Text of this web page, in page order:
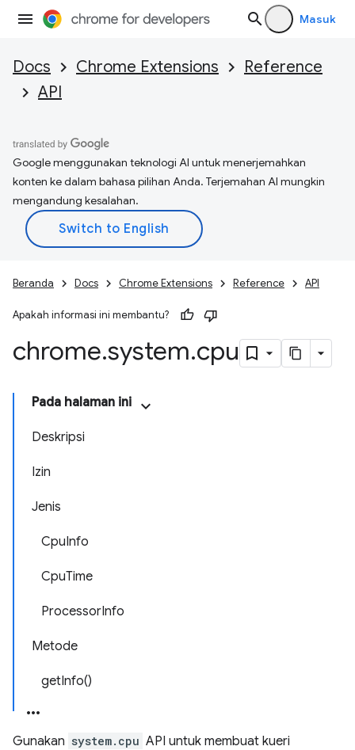
Masuk
Docs Chrome Extensions
Reference
API
Google menggunakan teknologi AI untuk menerjemahkan
konten ke dalam bahasa pilihan Anda. Terjemahan AI mungkin
mengandung kesalahan.
Beranda Docs Chrome Extensions Reference API
Apakah informasi ini membantu?
chrome.system.cpu
Pada halaman ini
Deskripsi
Izin
Jenis
CpuInfo
CpuTime
ProcessorInfo
Metode
getInfo()
Gunakan system.cpu API untuk membuat kueri